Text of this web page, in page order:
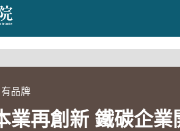
品牌
業再創新 鐵碳企業